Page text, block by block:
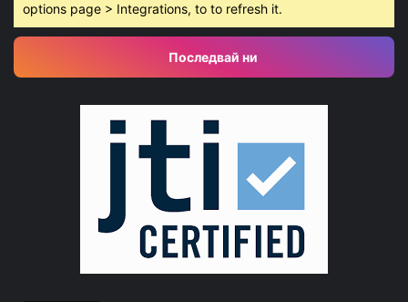
options page > Integrations, to to refresh it.
Последвай ни